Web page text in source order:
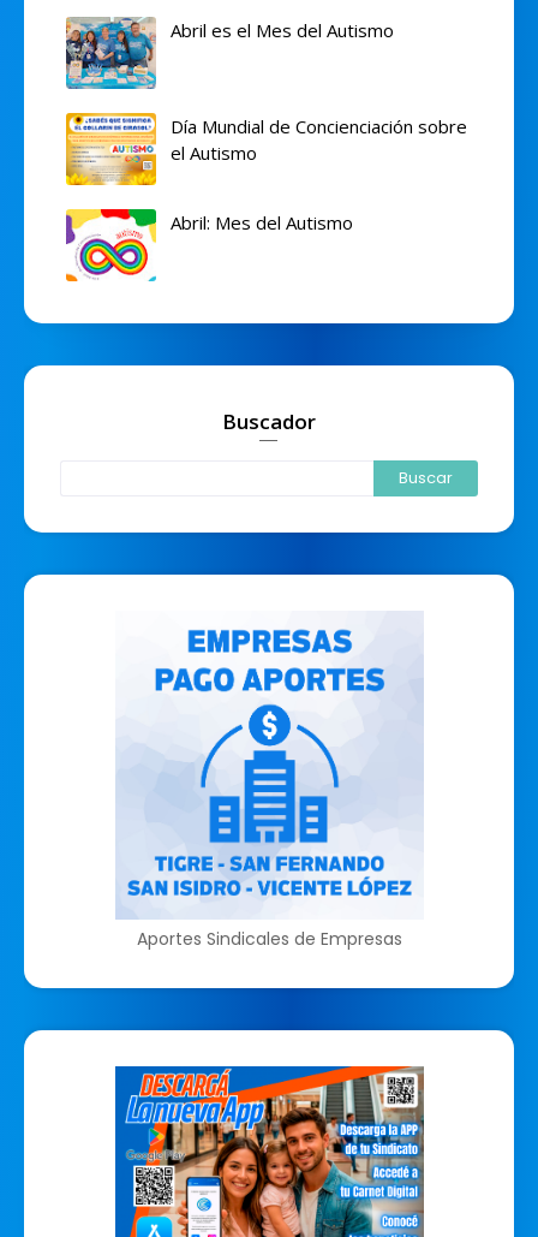
Abril es el Mes del Autismo
Día Mundial de Concienciación sobre
el Autismo
Abril: Mes del Autismo
Buscador
Aportes Sindicales de Empresas